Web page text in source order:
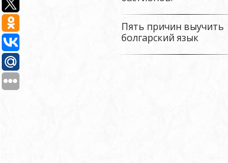
Пять причин выучить
болгарский язык